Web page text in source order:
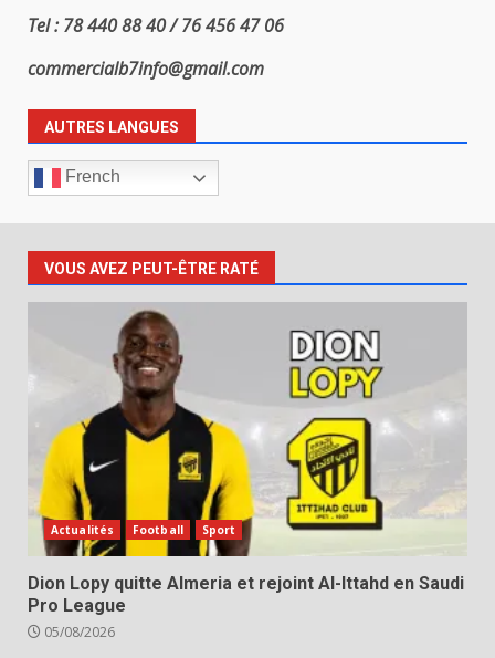
Tel : 78 440 88 40 / 76 456 47 06
commercialb7info@gmail.com
AUTRES LANGUES
French
VOUS AVEZ PEUT-ÊTRE RATÉ
Actualités Football Sport
Dion Lopy quitte Almeria et rejoint Al-Ittahd en Saudi
Pro League
05/08/2026